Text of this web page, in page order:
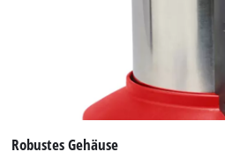
Robustes Gehäuse